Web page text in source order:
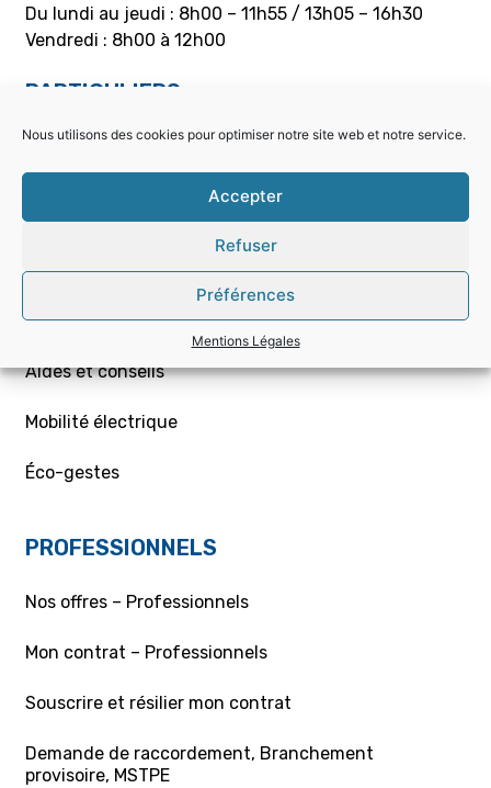
Nous utilisons des cookies pour optimiser notre site web et notre service.
Accepter
Refuser
Préférences
Mentions Légales
Du lundi au jeudi : 8h00 – 11h55 / 13h05 – 16h30
Vendredi : 8h00 à 12h00
PARTICULIERS
Choisir la bonne offre
Mon contrat – Particuliers
Souscription / résiliation
Demande de raccordement aux réseaux Gaz/Elec
ou branchement provisoire
Aides et conseils
Mobilité électrique
Éco-gestes
PROFESSIONNELS
Nos offres – Professionnels
Mon contrat – Professionnels
Souscrire et résilier mon contrat
Demande de raccordement, Branchement
provisoire, MSTPE